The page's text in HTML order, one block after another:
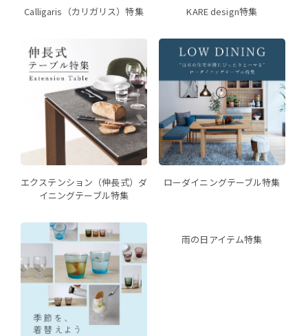
Calligaris（カリガリス）特集 KARE design特集
エクステンション（伸長式）ダ
イニングテーブル特集
ローダイニングテーブル特集
雨の日アイテム特集